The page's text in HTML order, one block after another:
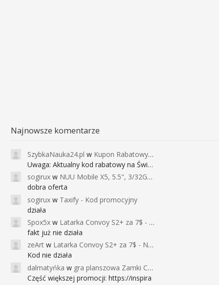
Najnowsze komentarze
SzybkaNauka24.pl w Kupon Rabatowy na Kurs Angielskiego dla Dzieci - FunEnglish
Uwaga: Aktualny kod rabatowy na Święta (
sogirux w NUU Mobile X5, 5.5", 3/32GB, czujnik linii papilarnych, 2950mAh, aparat 13MP za 267zł - Banggood
dobra oferta
sogirux w Taxify - Kod promocyjny
działa
Spox5x w Latarka Convoy S2+ za 7$ - Najniższa cena od 2017r
fakt już nie działa
zeArt w Latarka Convoy S2+ za 7$ - Najniższa cena od 2017r
Kod nie działa
dalmatyńka w gra planszowa Zamki Caladale za 39zł
Część większej promocji: https://inspira